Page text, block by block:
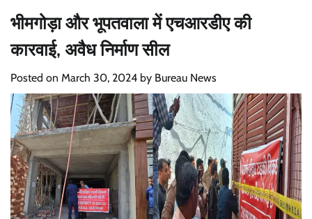
भीमगोड़ा और भूपतवाला में एचआरडीए की
कारवाई, अवैध निर्माण सील
Posted on March 30, 2024 by Bureau News